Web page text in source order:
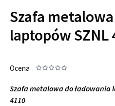
Szafa
laptopów SZNL
Ocena
Szafa metalowa do ładowania
4110